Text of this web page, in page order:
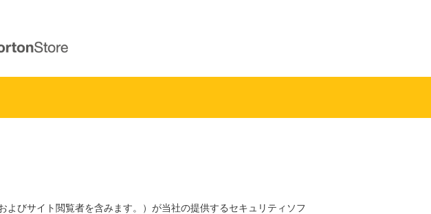
びサイト閲覧者を含みます。）が当社の提供するセキュリティソフ